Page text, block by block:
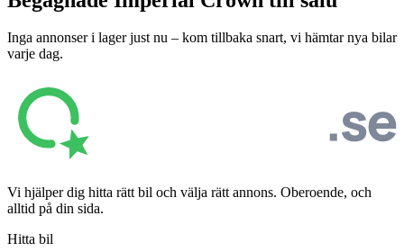
Inga annonser i lager just nu – kom tillbaka snart, vi hämtar nya bilar
varje dag.
Vi hjälper dig hitta rätt bil och välja rätt annons. Oberoende, och
alltid på din sida.
Hitta bil